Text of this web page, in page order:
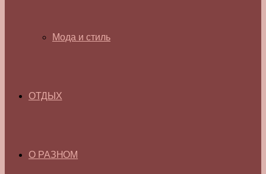
Мода и стиль
ОТДЫХ
О РАЗНОМ